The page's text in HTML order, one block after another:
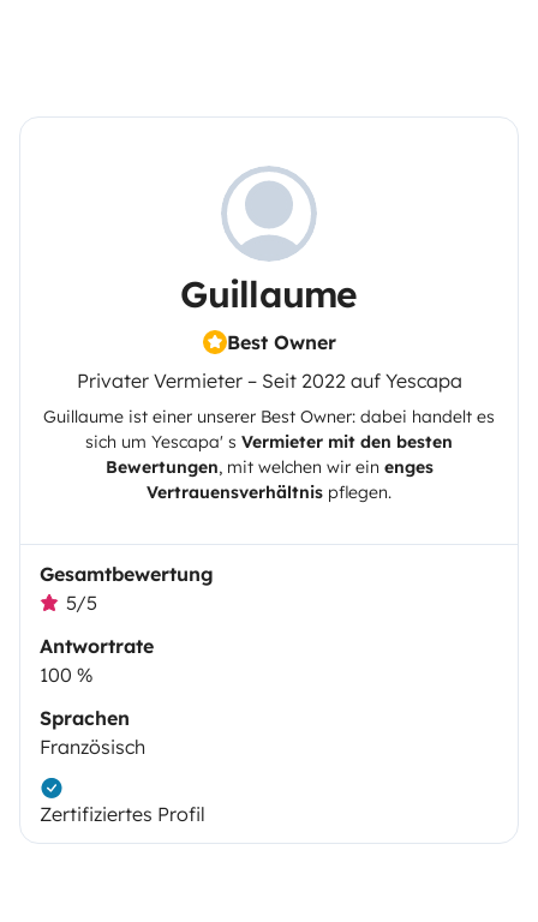
Guillaume
Best Owner
Privater Vermieter – Seit 2022 auf Yescapa
Guillaume ist einer unserer Best Owner: dabei handelt es
sich um Yescapa' s Vermieter mit den besten
Bewertungen, mit welchen wir ein enges
Vertrauensverhältnis pflegen.
Gesamtbewertung
5/5
Antwortrate
100 %
Sprachen
Französisch
Zertifiziertes Profil